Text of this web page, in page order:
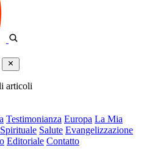
articoli
Testimonianza Europa La Mia
Salute Evangelizzazione
Editoriale Contatto